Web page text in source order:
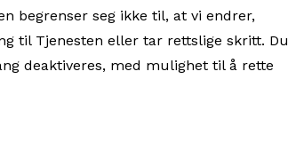
begrenser seg ikke til, at vi endrer,
til Tjenesten eller tar rettslige skritt. Du
deaktiveres, med mulighet til å rette